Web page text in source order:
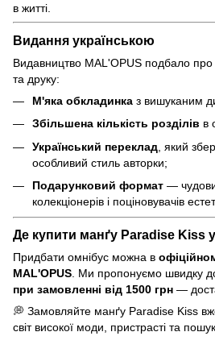
в житті.
Видання українською
Видавництво MAL'OPUS подбало про
та друку:
М'яка обкладинка з вишуканим
Збільшена кількість розділів в
Український переклад , який
особливий стиль авторки;
Подарунковий формат —
колекціонерів і поціновувачів
Де купити манґу Paradise Kiss
Придбати омнібус можна в
MAL'OPUS. Ми пропонуємо швидку
при замовленні від 1500 грн —
💭 Замовляйте манґу Paradise Kiss
світ високої моди, пристрасті та